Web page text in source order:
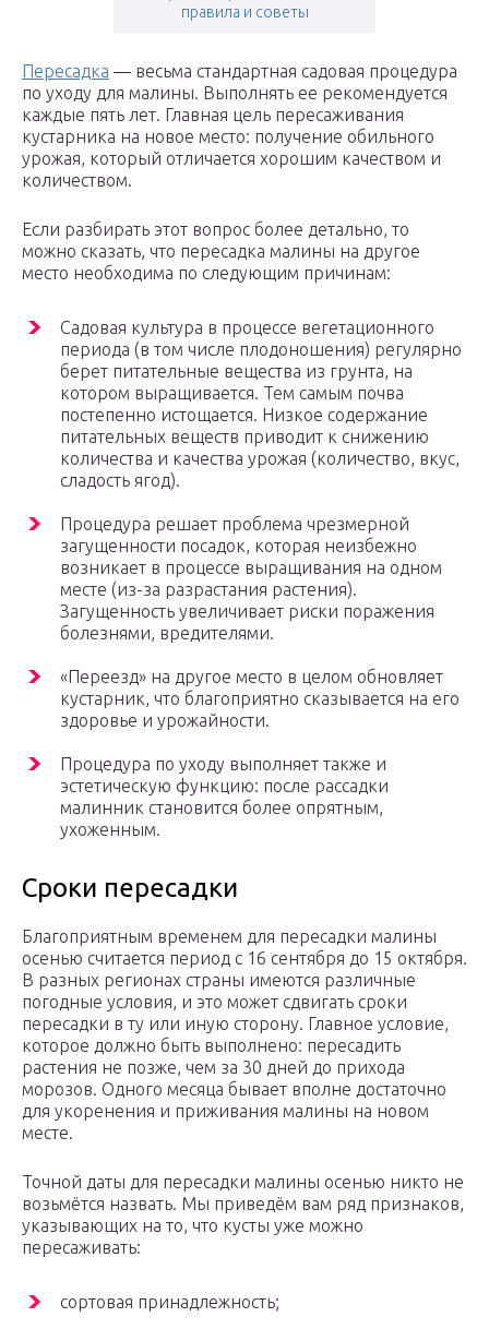
правила и советы
Пересадка — весьма стандартная садовая процедура
по уходу для малины. Выполнять ее рекомендуется
каждые пять лет. Главная цель пересаживания
кустарника на новое место: получение обильного
урожая, который отличается хорошим качеством и
количеством.
Если разбирать этот вопрос более детально, то
можно сказать, что пересадка малины на другое
место необходима по следующим причинам:
Садовая культура в процессе вегетационного
периода (в том числе плодоношения) регулярно
берет питательные вещества из грунта, на
котором выращивается. Тем самым почва
постепенно истощается. Низкое содержание
питательных веществ приводит к снижению
количества и качества урожая (количество, вкус,
сладость ягод).
Процедура решает проблема чрезмерной
загущенности посадок, которая неизбежно
возникает в процессе выращивания на одном
месте (из-за разрастания растения).
Загущенность увеличивает риски поражения
болезнями, вредителями.
«Переезд» на другое место в целом обновляет
кустарник, что благоприятно сказывается на его
здоровье и урожайности.
Процедура по уходу выполняет также и
эстетическую функцию: после рассадки
малинник становится более опрятным,
ухоженным.
Сроки пересадки
Благоприятным временем для пересадки малины
осенью считается период с 16 сентября до 15 октября.
В разных регионах страны имеются различные
погодные условия, и это может сдвигать сроки
пересадки в ту или иную сторону. Главное условие,
которое должно быть выполнено: пересадить
растения не позже, чем за 30 дней до прихода
морозов. Одного месяца бывает вполне достаточно
для укоренения и приживания малины на новом
месте.
Точной даты для пересадки малины осенью никто не
возьмётся назвать. Мы приведём вам ряд признаков,
указывающих на то, что кусты уже можно
пересаживать:
сортовая принадлежность;